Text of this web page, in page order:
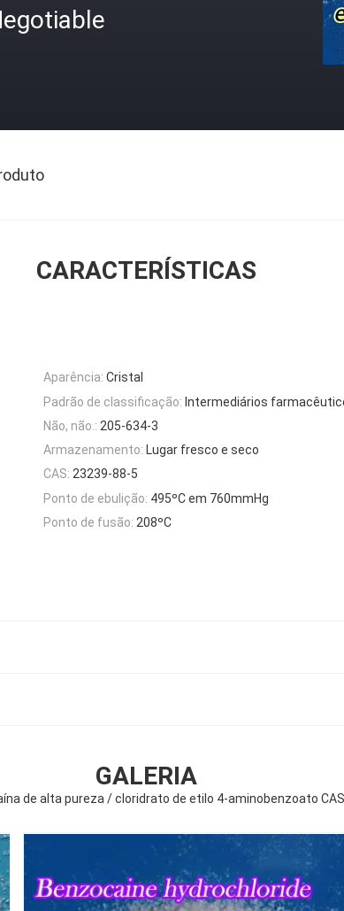
CARACTERÍSTICAS
Aparência: Cristal
Padrão de classificação: Intermediários
Não, não.: 205-634-3
Armazenamento: Lugar fresco e seco
CAS: 23239-88-5
Ponto de ebulição: 495ºC em 760mmHg
Ponto de fusão: 208ºC
GALERIA
de alta pureza / cloridrato de etilo 4-aminobenzoato